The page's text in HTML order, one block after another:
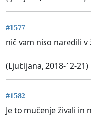
#1577
nič vam niso naredili v
(Ljubljana, 2018-12-21)
#1582
Je to mučenje živali in